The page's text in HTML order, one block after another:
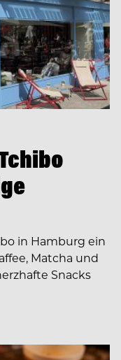
in Hamburg ein
Matcha und
Snacks